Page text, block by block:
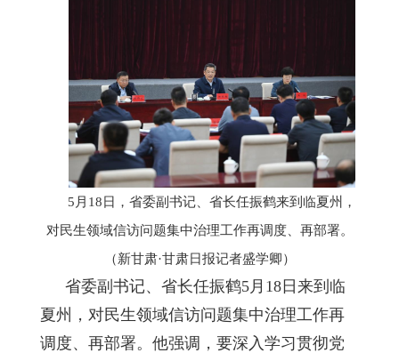
5月18日，省委副书记、省长任振鹤来到临夏州，
对民生领域信访问题集中治理工作再调度、再部署。
（新甘肃·甘肃日报记者盛学卿）
省委副书记、省长任振鹤5月18日来到临
夏州，对民生领域信访问题集中治理工作再
调度、再部署。他强调，要深入学习贯彻党